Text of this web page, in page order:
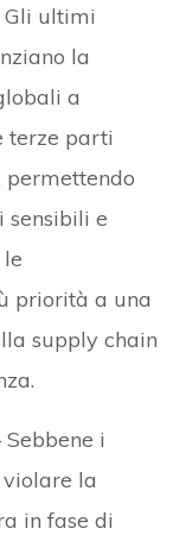
Gli ultimi
la
a
terze parti
permettendo
sensibili e
priorità a una
supply chain
Sebbene i
la
in fase di